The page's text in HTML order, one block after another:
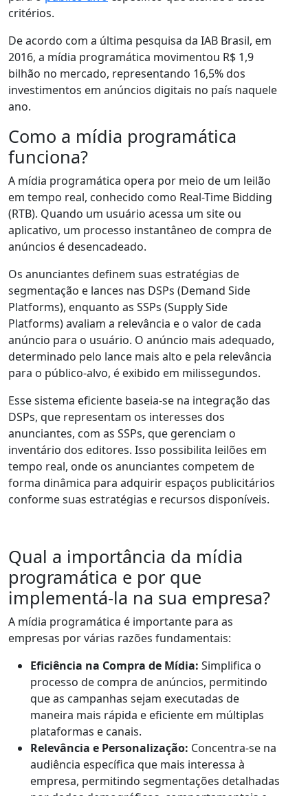
critérios.
De acordo com a última pesquisa da IAB Brasil, em
2016, a mídia programática movimentou R$ 1,9
bilhão no mercado, representando 16,5% dos
investimentos em anúncios digitais no país naquele
ano.
Como a mídia programática
funciona?
A mídia programática opera por meio de um leilão
em tempo real, conhecido como Real-Time Bidding
(RTB). Quando um usuário acessa um site ou
aplicativo, um processo instantâneo de compra de
anúncios é desencadeado.
Os anunciantes definem suas estratégias de
segmentação e lances nas DSPs (Demand Side
Platforms), enquanto as SSPs (Supply Side
Platforms) avaliam a relevância e o valor de cada
anúncio para o usuário. O anúncio mais adequado,
determinado pelo lance mais alto e pela relevância
para o público-alvo, é exibido em milissegundos.
Esse sistema eficiente baseia-se na integração das
DSPs, que representam os interesses dos
anunciantes, com as SSPs, que gerenciam o
inventário dos editores. Isso possibilita leilões em
tempo real, onde os anunciantes competem de
forma dinâmica para adquirir espaços publicitários
conforme suas estratégias e recursos disponíveis.
Qual a importância da mídia
programática e por que
implementá-la na sua empresa?
A mídia programática é importante para as
empresas por várias razões fundamentais:
Eficiência na Compra de Mídia: Simplifica o
processo de compra de anúncios, permitindo
que as campanhas sejam executadas de
maneira mais rápida e eficiente em múltiplas
plataformas e canais.
Relevância e Personalização: Concentra-se na
audiência específica que mais interessa à
empresa, permitindo segmentações detalhadas